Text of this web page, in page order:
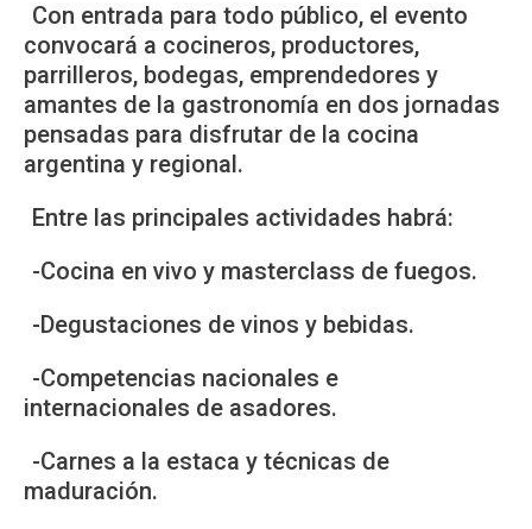
Con entrada para todo público, el evento
convocará a cocineros, productores,
parrilleros, bodegas, emprendedores y
amantes de la gastronomía en dos jornadas
pensadas para disfrutar de la cocina
argentina y regional.
Entre las principales actividades habrá:
-Cocina en vivo y masterclass de fuegos.
-Degustaciones de vinos y bebidas.
-Competencias nacionales e
internacionales de asadores.
-Carnes a la estaca y técnicas de
maduración.